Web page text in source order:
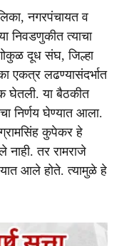
नगरपंचायत व
निवडणुकीत त्याचा
गोकुळ दूध संघ, जिल्हा
एकत्र लढण्यासंदर्भात
घेतली. या बैठकीत
निर्णय घेण्यात आला.
कुपेकर हे
तर रामराजे
आले होते. त्यामुळे हे